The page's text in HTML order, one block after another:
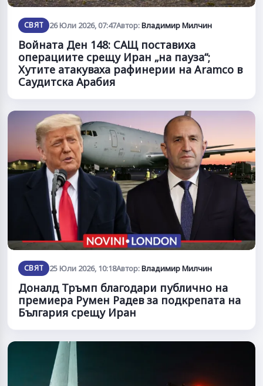
СВЯТ 26 Юли 2026, 07:47Автор:Владимир Милчин
Войната Ден 148: САЩ поставиха
операциите срещу Иран „на пауза“;
Хутите атакуваха рафинерии на Aramco в
Саудитска Арабия
СВЯТ 25 Юли 2026, 10:18Автор:Владимир Милчин
Доналд Тръмп благодари публично на
премиера Румен Радев за подкрепата на
България срещу Иран